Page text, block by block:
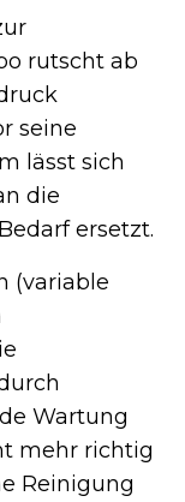
rutscht ab
seine
lässt sich
die
ersetzt.
(variable
Wartung
mehr richtig
Reinigung